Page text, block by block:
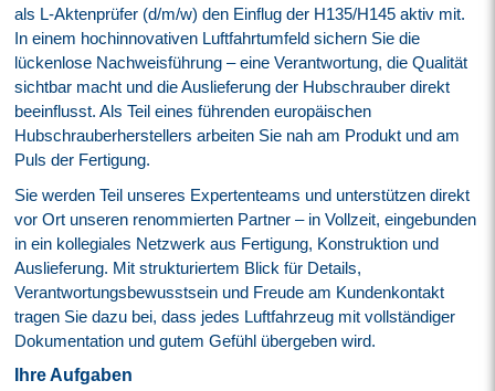
als L‑Aktenprüfer (d/m/w) den Einflug der H135/H145 aktiv mit.
In einem hochinnovativen Luftfahrtumfeld sichern Sie die
lückenlose Nachweisführung – eine Verantwortung, die Qualität
sichtbar macht und die Auslieferung der Hubschrauber direkt
beeinflusst. Als Teil eines führenden europäischen
Hubschrauberherstellers arbeiten Sie nah am Produkt und am
Puls der Fertigung.
Sie werden Teil unseres Expertenteams und unterstützen direkt
vor Ort unseren renommierten Partner – in Vollzeit, eingebunden
in ein kollegiales Netzwerk aus Fertigung, Konstruktion und
Auslieferung. Mit strukturiertem Blick für Details,
Verantwortungsbewusstsein und Freude am Kundenkontakt
tragen Sie dazu bei, dass jedes Luftfahrzeug mit vollständiger
Dokumentation und gutem Gefühl übergeben wird.
Ihre Aufgaben